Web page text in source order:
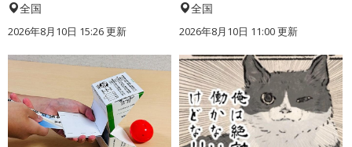
全国
2026年8月10日 15:26更新
全国
2026年8月10日 11:00更新